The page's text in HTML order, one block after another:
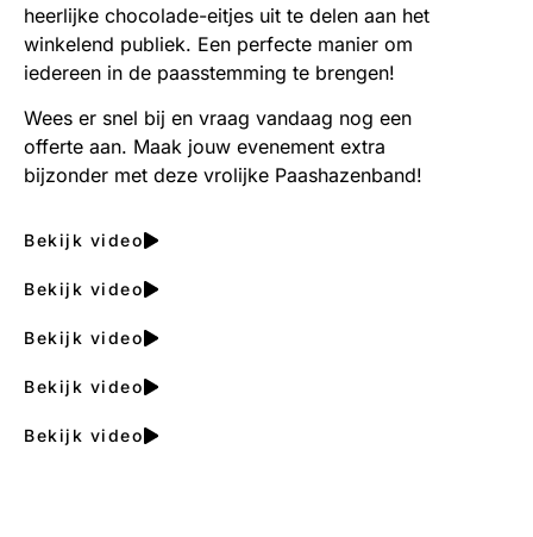
heerlijke chocolade-eitjes uit te delen aan het
winkelend publiek. Een perfecte manier om
iedereen in de paasstemming te brengen!
Wees er snel bij en vraag vandaag nog een
offerte aan. Maak jouw evenement extra
bijzonder met deze vrolijke Paashazenband!
Bekijk video
Bekijk video
Bekijk video
Bekijk video
Bekijk video